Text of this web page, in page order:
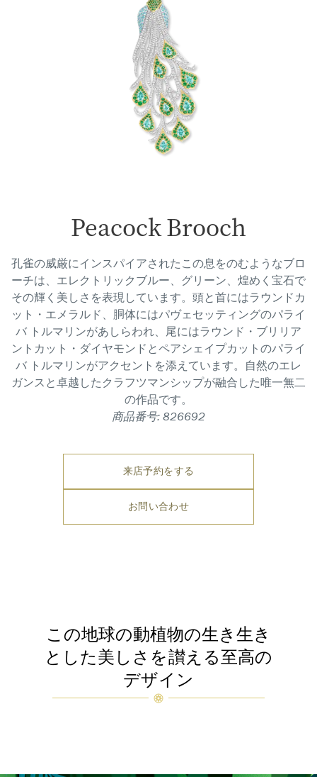
Peacock Brooch
孔雀の威厳にインスパイアされたこの息をのむようなブロ
ーチは、エレクトリックブルー、グリーン、煌めく宝石で
その輝く美しさを表現しています。頭と首にはラウンドカ
ット・エメラルド、胴体にはパヴェセッティングのパライ
バ トルマリンがあしらわれ、尾にはラウンド・ブリリア
ントカット・ダイヤモンドとペアシェイプカットのパライ
バ トルマリンがアクセントを添えています。自然のエレ
ガンスと卓越したクラフツマンシップが融合した唯一無二
の作品です。
商品番号: 826692
来店予約をする
お問い合わせ
この地球の動植物の生き生き
とした美しさを讃える至高の
デザイン